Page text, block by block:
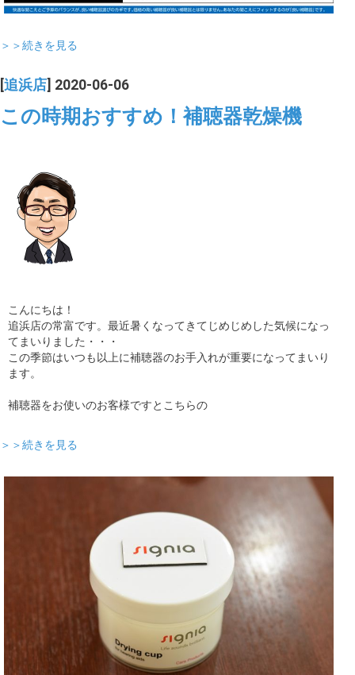
＞＞続きを見る
[追浜店] 2020-06-06
この時期おすすめ！補聴器乾燥機
こんにちは！
追浜店の常富です。最近暑くなってきてじめじめした気候になっ
てまいりました・・・
この季節はいつも以上に補聴器のお手入れが重要になってまいり
ます。
補聴器をお使いのお客様ですとこちらの
＞＞続きを見る